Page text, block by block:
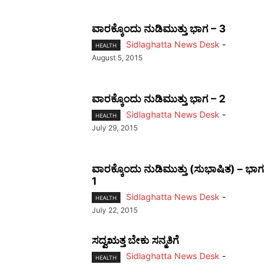
ವಾರಕ್ಕೊಂದು ನುಡಿಮುತ್ತು ಭಾಗ – 3
HEALTH Sidlaghatta News Desk -
August 5, 2015
ವಾರಕ್ಕೊಂದು ನುಡಿಮುತ್ತು ಭಾಗ – 2
HEALTH Sidlaghatta News Desk -
July 29, 2015
ವಾರಕ್ಕೊಂದು ನುಡಿಮುತ್ತು (ಸುಭಾಷಿತ) – ಭಾಗ
1
HEALTH Sidlaghatta News Desk -
July 22, 2015
ಸದ್ವಋತ್ತ ಬೇಕು ಸನ್ಮತಿಗೆ
HEALTH Sidlaghatta News Desk -